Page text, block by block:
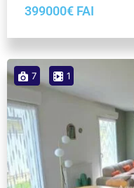
399000€ FAI
7 1